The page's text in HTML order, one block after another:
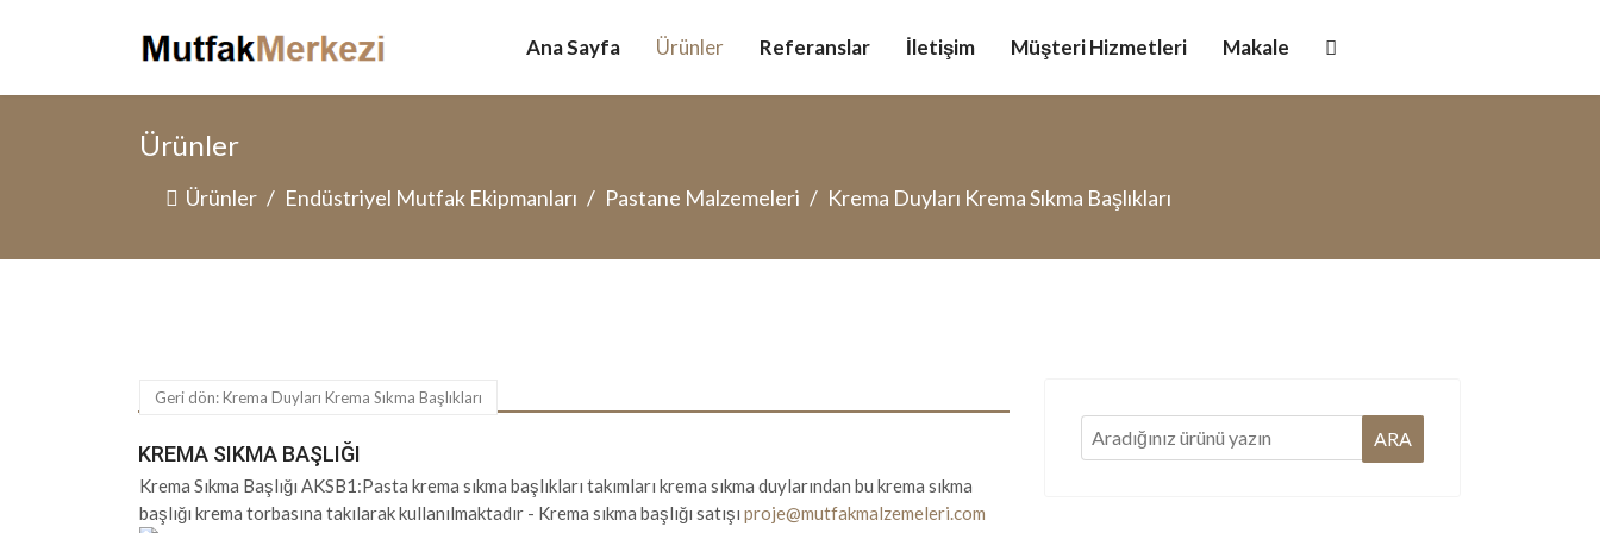
Ana Sayfa Ürünler Referanslar İletişim Müşteri Hizmetleri Makale
Ürünler
Ürünler Endüstriyel Mutfak Ekipmanları Pastane Malzemeleri Krema Duyları Krema Sıkma Başlıkları
Geri dön: Krema Duyları Krema Sıkma Başlıkları
KREMA SIKMA BAŞLIĞI
Krema Sıkma Başlığı AKSB1:Pasta krema sıkma başlıkları takımları krema sıkma duylarından bu krema sıkma
başlığı krema torbasına takılarak kullanılmaktadır - Krema sıkma başlığı satışı proje@mutfakmalzemeleri.com